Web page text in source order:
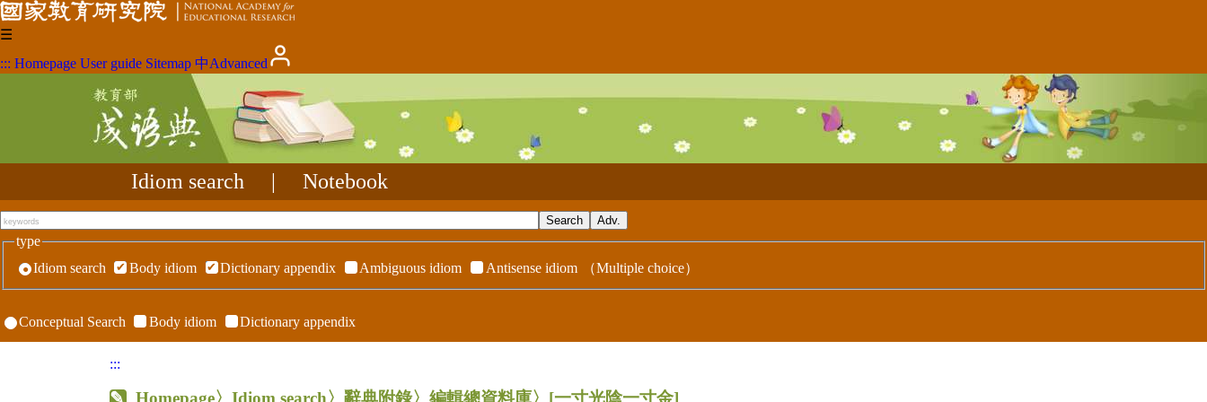
☰
::: Homepage User guide Sitemap 中Advanced
Idiom search Notebook
type
Idiom search
Body idiom Dictionary appendix Ambiguous idiom Antisense idiom （Multiple choice）
Conceptual Search Body idiom Dictionary appendix
:::
Homepage〉Idiom search〉辭典附錄〉編輯總資料庫〉 [一寸光陰一寸金]